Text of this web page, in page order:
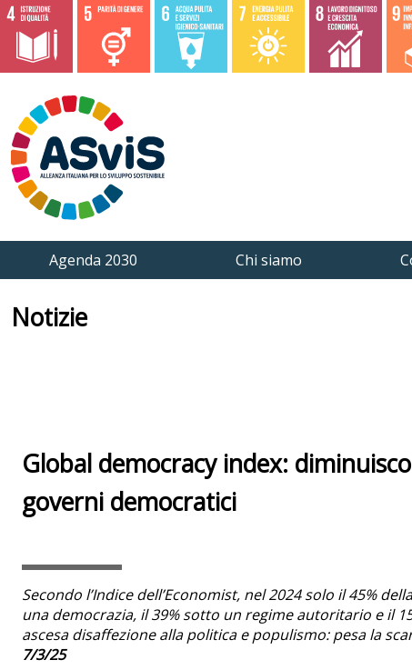
Agenda 2030 Chi siamo
Notizie
Global democracy index:
governi democratici
Secondo l’Indice dell’Economist, nel 2024 solo il 45%
una democrazia, il 39% sotto un regime autoritario e il
ascesa disaffezione alla politica e populismo: pesa la
7/3/25